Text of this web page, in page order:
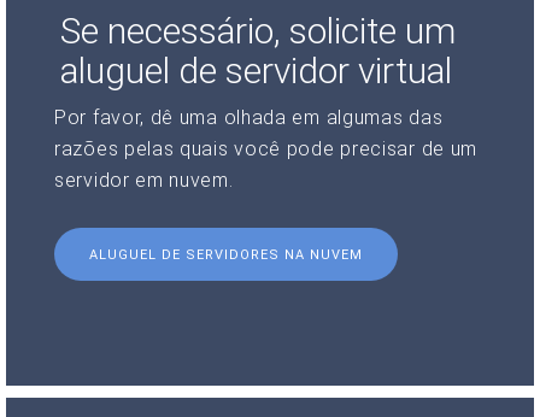
Se necessário, solicite um
aluguel de servidor virtual
Por favor, dê uma olhada em algumas das
razões pelas quais você pode precisar de um
servidor em nuvem.
ALUGUEL DE SERVIDORES NA NUVEM